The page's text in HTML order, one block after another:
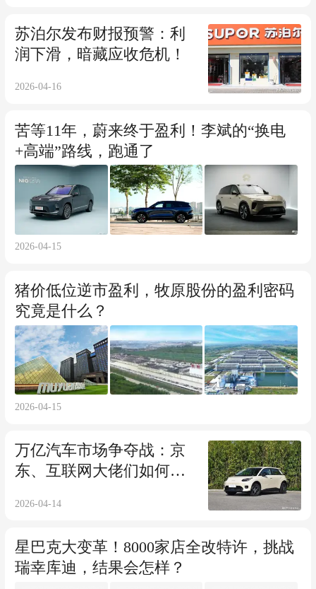
苏泊尔发布财报预警：利
润下滑，暗藏应收危机！
2026-04-16
苦等11年，蔚来终于盈利！李斌的“换电
+高端”路线，跑通了
2026-04-15
猪价低位逆市盈利，牧原股份的盈利密码
究竟是什么？
2026-04-15
万亿汽车市场争夺战：京
东、互联网大佬们如何角
2026-04-14
星巴克大变革！8000家店全改特许，挑战
瑞幸库迪，结果会怎样？